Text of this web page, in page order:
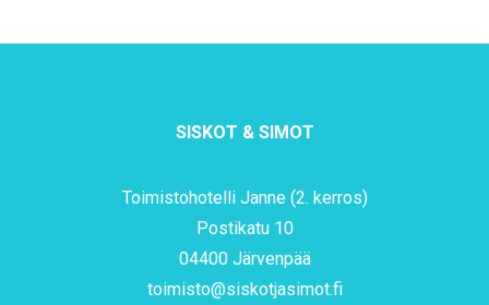
SISKOT & SIMOT
Toimistohotelli Janne (2. kerros)
Postikatu 10
04400 Järvenpää
toimisto@siskotjasimot.fi